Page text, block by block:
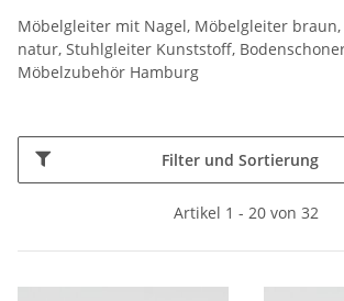
Möbelgleiter mit Nagel, Möbelgleiter
natur, Stuhlgleiter Kunststoff,
Möbelzubehör Hamburg
Filter und Sortierung
Artikel 1 - 20 von 32